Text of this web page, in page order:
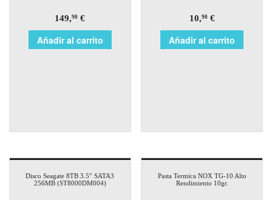
149,90 €
Añadir al carrito
10,90€
Añadir al carrito
Disco Seagate 8TB 3.5″ SATA3
256MB (ST8000DM004)
Pasta Termica NOX TG-10 Alto
Rendimiento 10gr.